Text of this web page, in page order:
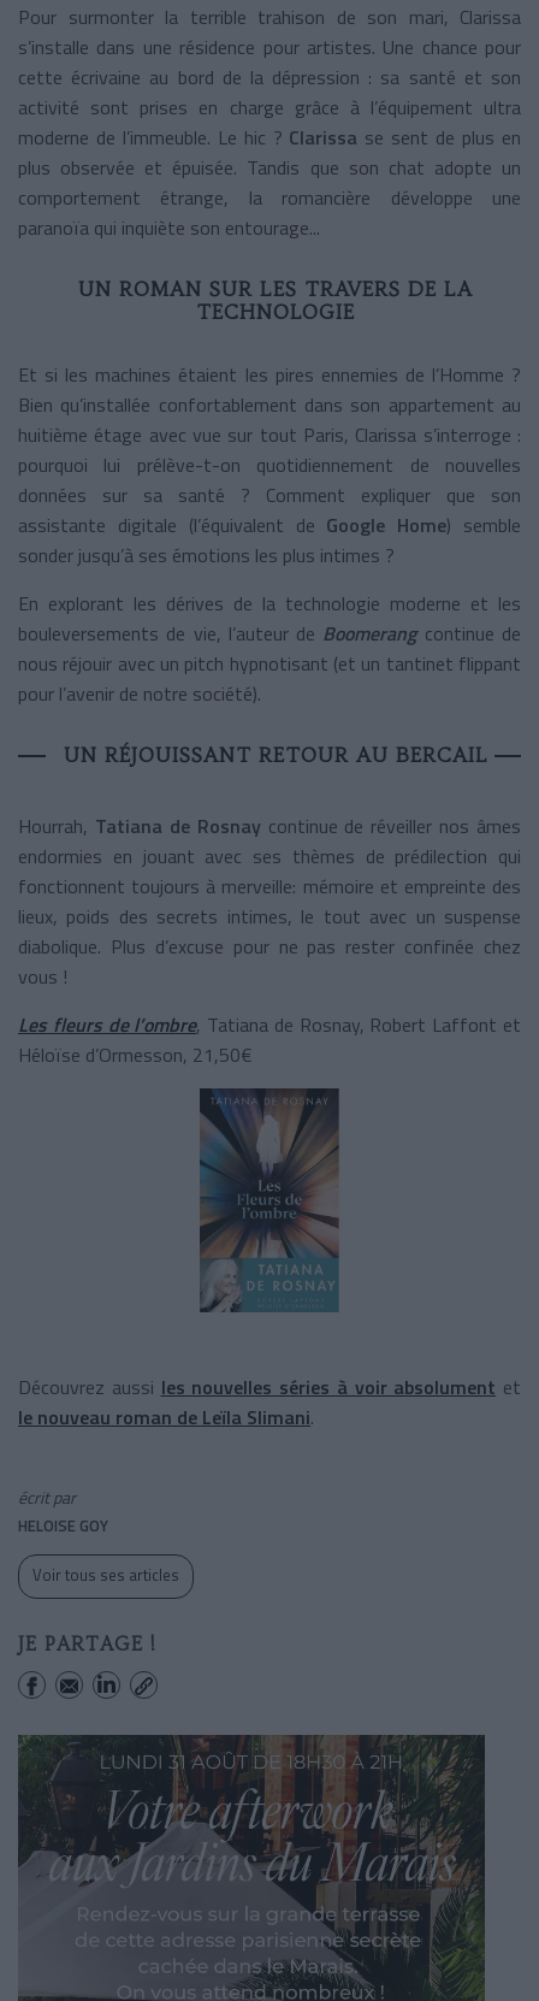
Pour surmonter la terrible trahison de son mari, Clarissa
s’installe dans une résidence pour artistes. Une chance pour
cette écrivaine au bord de la dépression : sa santé et son
activité sont prises en charge grâce à l’équipement ultra
moderne de l’immeuble. Le hic ? Clarissa se sent de plus en
plus observée et épuisée. Tandis que son chat adopte un
comportement étrange, la romancière développe une
paranoïa qui inquiète son entourage...
UN ROMAN SUR LES TRAVERS DE LA
TECHNOLOGIE
Et si les machines étaient les pires ennemies de l’Homme ?
Bien qu’installée confortablement dans son appartement au
huitième étage avec vue sur tout Paris, Clarissa s’interroge :
pourquoi lui prélève-t-on quotidiennement de nouvelles
données sur sa santé ? Comment expliquer que son
assistante digitale (l’équivalent de Google Home) semble
sonder jusqu’à ses émotions les plus intimes ?
En explorant les dérives de la technologie moderne et les
bouleversements de vie, l’auteur de Boomerangcontinue de
nous réjouir avec un pitch hypnotisant (et un tantinet flippant
pour l’avenir de notre société).
UN RÉJOUISSANT RETOUR AU BERCAIL
Hourrah, Tatiana de Rosnay continue de réveiller nos âmes
endormies en jouant avec ses thèmes de prédilection qui
fonctionnent toujours à merveille: mémoire et empreinte des
lieux, poids des secrets intimes, le tout avec un suspense
diabolique. Plus d’excuse pour ne pas rester confinée chez
vous !
Les fleurs de l’ombre, Tatiana de Rosnay, Robert Laffont et
Héloïse d’Ormesson, 21,50€
Découvrez aussi les nouvelles séries à voir absolument et
le nouveau roman de Leïla Slimani.
écrit par
HELOISE GOY
Voir tous ses articles
JE PARTAGE !